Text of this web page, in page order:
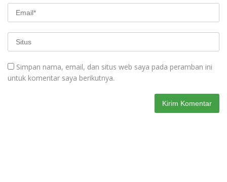
Simpan nama, email, dan situs web saya pada peramban ini
untuk komentar saya berikutnya.